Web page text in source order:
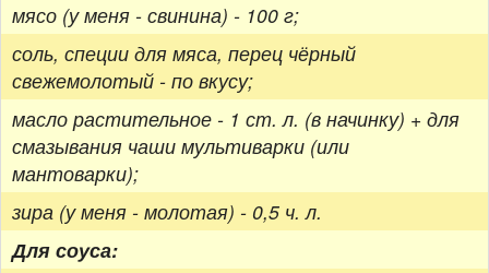
мясо (у меня - свинина) - 100 г;
соль, специи для мяса, перец чёрный
свежемолотый - по вкусу;
масло растительное - 1 ст. л. (в начинку) + для
смазывания чаши мультиварки (или
мантоварки);
зира (у меня - молотая) - 0,5 ч. л.
Для соуса: